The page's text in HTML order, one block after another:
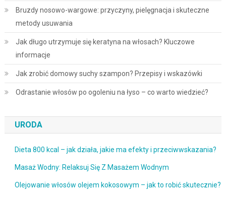
Bruzdy nosowo-wargowe: przyczyny, pielęgnacja i skuteczne
metody usuwania
Jak długo utrzymuje się keratyna na włosach? Kluczowe
informacje
Jak zrobić domowy suchy szampon? Przepisy i wskazówki
Odrastanie włosów po ogoleniu na łyso – co warto wiedzieć?
URODA
Dieta 800 kcal – jak działa, jakie ma efekty i przeciwwskazania?
Masaż Wodny: Relaksuj Się Z Masażem Wodnym
Olejowanie włosów olejem kokosowym – jak to robić skutecznie?